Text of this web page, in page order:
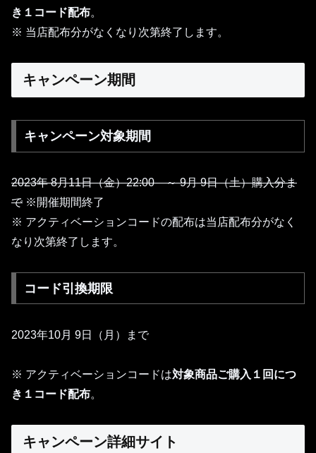
き １ コード配布。
※ 当店配布分がなくなり次第終了します。
キャンペーン期間
キャンペーン対象期間
2023年 8月11日（金）22:00 ～ 9月 9日（土）購入分ま
で※開催期間終了
※ アクティベーションコードの配布は当店配布分がなく
なり次第終了します。
コード引換期限
2023年10月 9日（月）まで
※ アクティベーションコードは対象商品ご購入１回につ
き １ コード配布。
キャンペーン詳細サイト